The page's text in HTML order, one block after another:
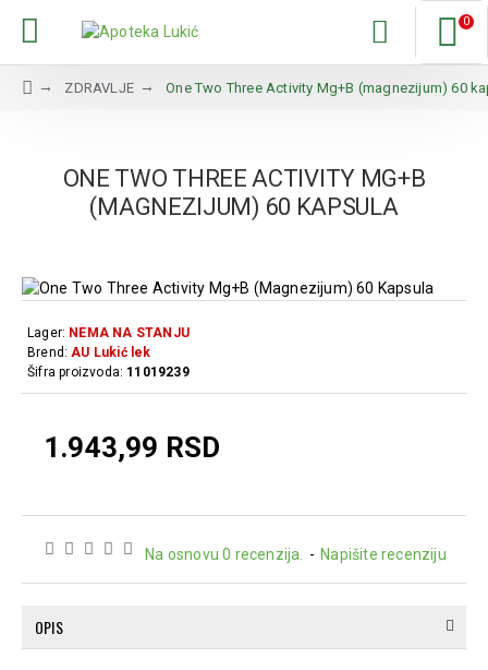
0
ZDRAVLJE One Two Three Activity Mg+B (magnezijum) 60
ONE TWO THREE ACTIVITY MG+B
(MAGNEZIJUM) 60 KAPSULA
Na osnovu 0 recenzija. - Napišite recenziju
1.943,99 RSD
Lager: NEMA NA STANJU
Brend: AU Lukić lek
Šifra proizvoda: 11019239
OPIS